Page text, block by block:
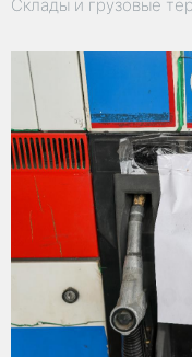
Склады и грузовые